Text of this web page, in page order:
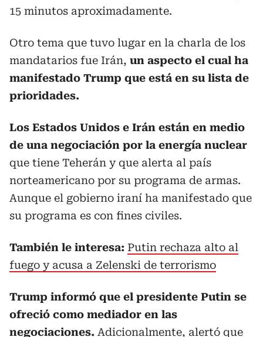
15 minutos aproximadamente.
Otro tema que tuvo lugar en la charla de los
mandatarios fue Irán, un aspecto el cual ha
manifestado Trump que está en su lista de
prioridades.
Los Estados Unidos e Irán están en medio
de una negociación por la energía nuclear
que tiene Teherán y que alerta al país
norteamericano por su programa de armas.
Aunque el gobierno iraní ha manifestado que
su programa es con fines civiles.
También le interesa: Putin rechaza alto al
fuego y acusa a Zelenski de terrorismo
Trump informó que el presidente Putin se
ofreció como mediador en las
negociaciones. Adicionalmente, alertó que